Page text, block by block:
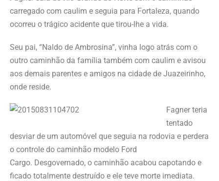
carregado com caulim e seguia para Fortaleza, quando
ocorreu o trágico acidente que tirou-lhe a vida.
Seu pai, “Naldo de Ambrosina”, vinha logo atrás com o
outro caminhão da família também com caulim e avisou
aos demais parentes e amigos na cidade de Juazeirinho,
onde reside.
Fagner teria
tentado
desviar de um automóvel que seguia na rodovia e perdera
o controle do caminhão modelo Ford
Cargo. Desgovernado, o caminhão acabou capotando e
ficado totalmente destruído e ele teve morte imediata.